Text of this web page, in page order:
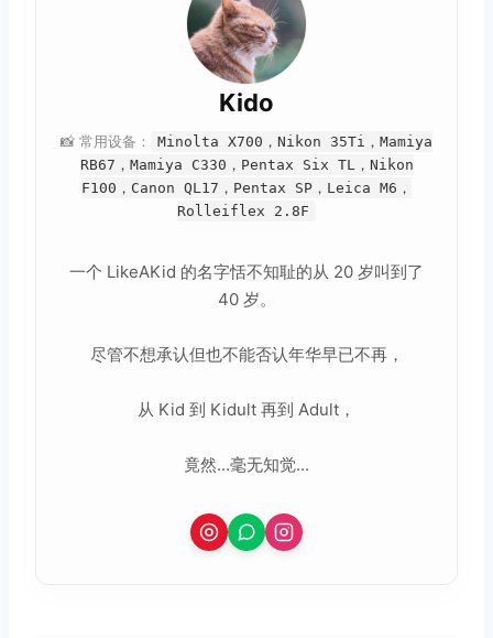
Kido
📸 常用设备：
Minolta X700，Nikon 35Ti，Mamiya
RB67，Mamiya C330，Pentax Six TL，Nikon
F100，Canon QL17，Pentax SP，Leica M6，
Rolleiflex 2.8F
一个 LikeAKid 的名字恬不知耻的从 20 岁叫到了
40 岁。
尽管不想承认但也不能否认年华早已不再，
从 Kid 到 Kidult 再到 Adult，
竟然...毫无知觉...